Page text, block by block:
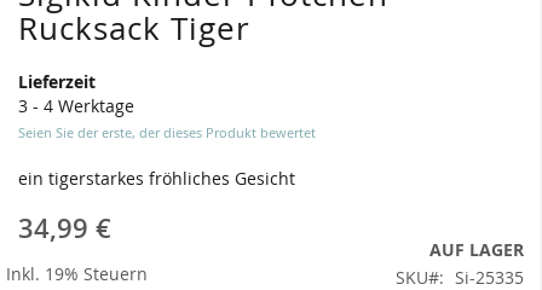
Rucksack Tiger
Lieferzeit
3 - 4 Werktage
Seien Sie der erste, der dieses Produkt bewertet
ein tigerstarkes fröhliches Gesicht
34,99 €
Inkl. 19% Steuern
AUF LAGER
SKU
Si-25335
Anfang
der
springen